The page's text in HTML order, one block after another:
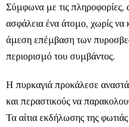
Σύμφωνα με τις πληροφορίες,
ασφάλεια ένα άτομο, χωρίς
άμεση επέμβαση των
περιορισμό του συμβάντος.
Η πυρκαγιά προκάλεσε
και περαστικούς να
Τα αίτια εκδήλωσης της